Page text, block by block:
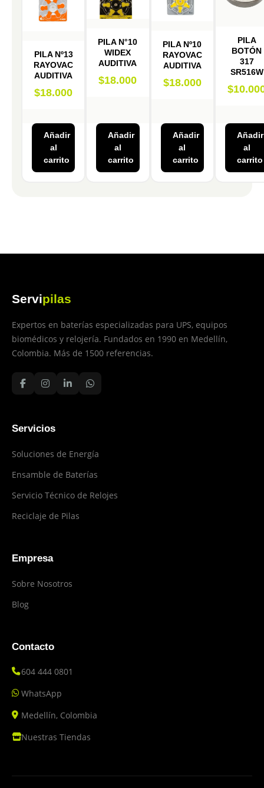
PILA Nº13
RAYOVAC
AUDITIVA
$18.000
Añadir
al
carrito
PILA N°10
WIDEX
AUDITIVA
$18.000
Añadir
al
carrito
PILA Nº10
RAYOVAC
AUDITIVA
$18.000
Añadir
al
carrito
PILA
BOTÓN
317
SR516W
$
Añadir
al
carrito
Servipilas
Expertos en baterías especializadas para UPS, equipos
biomédicos y relojería. Fundados en 1990 en Medellín,
Colombia. Más de 1500 referencias.
Servicios
Soluciones de Energía
Ensamble de Baterías
Servicio Técnico de Relojes
Reciclaje de Pilas
Empresa
Sobre Nosotros
Blog
Contacto
604 444 0801
WhatsApp
Medellín, Colombia
Nuestras Tiendas